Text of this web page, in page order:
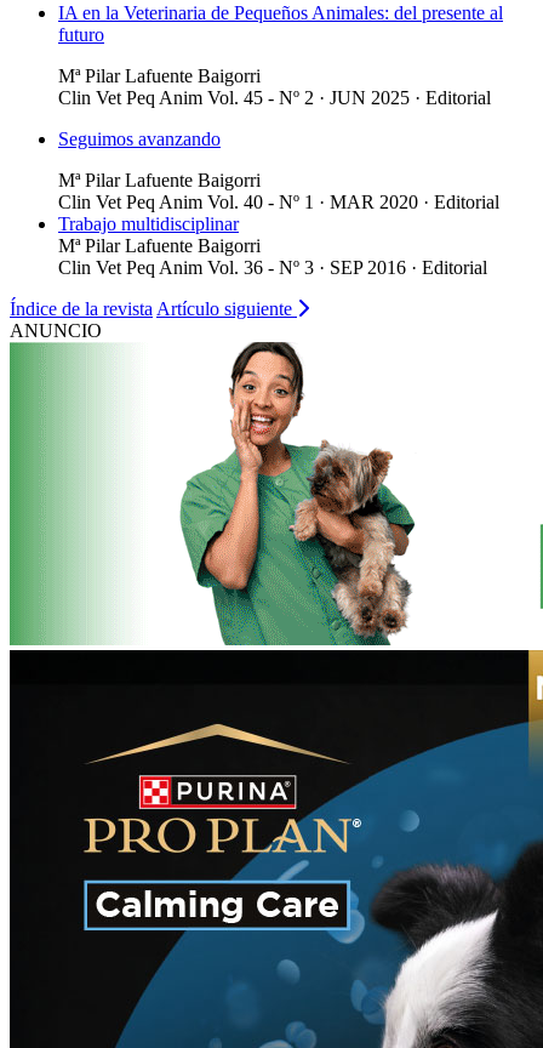
IA en la Veterinaria de Pequeños Animales: del presente al
futuro
Mª Pilar Lafuente Baigorri
Clin Vet Peq Anim Vol. 45 - Nº 2 · JUN 2025 · Editorial
Seguimos avanzando
Mª Pilar Lafuente Baigorri
Clin Vet Peq Anim Vol. 40 - Nº 1 · MAR 2020 · Editorial
Trabajo multidisciplinar
Mª Pilar Lafuente Baigorri
Clin Vet Peq Anim Vol. 36 - Nº 3 · SEP 2016 · Editorial
Índice de la revista Artículo siguiente
ANUNCIO